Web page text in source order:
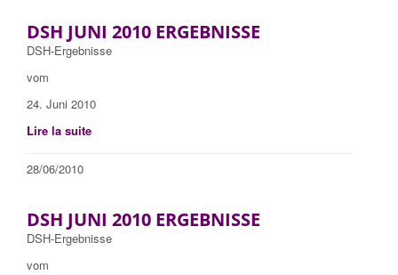
DSH JUNI 2010 ERGEBNISSE
DSH-Ergebnisse
vom
24. Juni 2010
Lire la suite
28/06/2010
DSH JUNI 2010 ERGEBNISSE
DSH-Ergebnisse
vom